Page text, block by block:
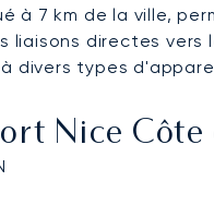
à 7 km de la ville,
liaisons directes vers
divers types
Nice Côte